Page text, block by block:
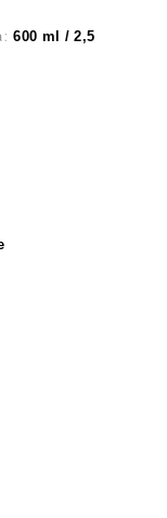
600 ml / 2,5